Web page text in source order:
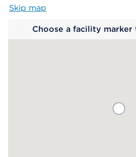
Skip map
Choose a facility